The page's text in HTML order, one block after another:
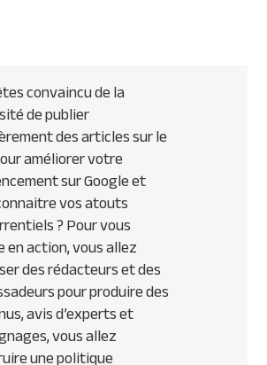
Nous contacter
convaincu de la
de publier
des articles sur le
améliorer votre
sur Google et
vos atouts
? Pour vous
action, vous allez
des rédacteurs et des
pour produire des
avis d’experts et
vous allez
une politique